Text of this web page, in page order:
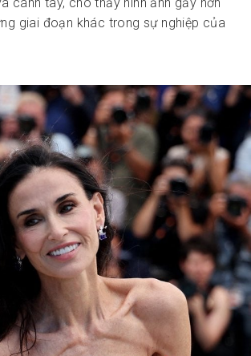
giai đoạn khác trong sự nghiệp của